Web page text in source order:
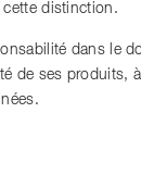
cette distinction.
dans le
de ses produits,